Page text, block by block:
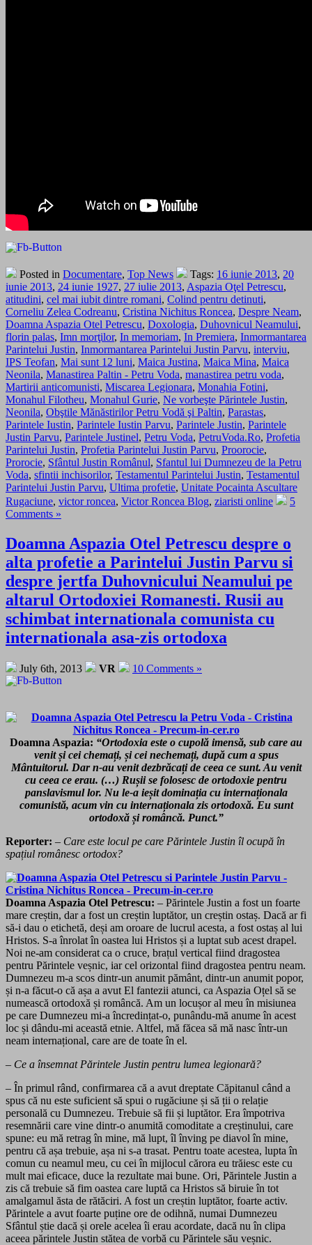
Posted in Documentare, Top News Tags: 16 iunie 2013, 20
iunie 2013, 24 iunie 1927, 27 iulie 2013, Aspazia Oţel Petrescu,
atitudini, cel mai iubit dintre romani, Colind pentru detinuti,
Corneliu Zelea Codreanu, Cristina Nichitus Roncea, Despre Neam,
Doamna Aspazia Otel Petrescu, Doxologia, Duhovnicul Neamului,
florin palas, Imn morţilor, In memoriam, In Premiera, Inmormantarea
Parintelui Justin, Inmormantarea Parintelui Justin Parvu, interviu,
IPS Teofan, Mai sunt 12 luni, Maica Justina, Maica Mina, Maica
Neonila, Manastirea Paltin - Petru Voda, manastirea petru voda,
Martirii anticomunisti, Miscarea Legionara, Monahia Fotini,
Monahul Filotheu, Monahul Gurie, Ne vorbeşte Părintele Justin,
Neonila, Obştile Mănăstirilor Petru Vodă şi Paltin, Parastas,
Parintele Iustin, Parintele Iustin Parvu, Parintele Justin, Parintele
Justin Parvu, Parintele Justinel, Petru Voda, PetruVoda.Ro, Profetia
Parintelui Justin, Profetia Parintelui Justin Parvu, Proorocie,
Prorocie, Sfântul Justin Românul, Sfantul lui Dumnezeu de la Petru
Voda, sfintii inchisorilor, Testamentul Parintelui Justin, Testamentul
Parintelui Justin Parvu, Ultima profetie, Unitate Pocainta Ascultare
Rugaciune, victor roncea, Victor Roncea Blog, ziaristi online
5
Comments »
Doamna Aspazia Otel Petrescu despre o
alta profetie a Parintelui Justin Parvu si
despre jertfa Duhovnicului Neamului pe
altarul Ortodoxiei Romanesti. Rusii au
schimbat internationala comunista cu
internationala asa-zis ortodoxa
July 6th, 2013 VR 10 Comments »
Doamna Aspazia: “Ortodoxia este o cupolă imensă, sub care au
venit și cei chemați, și cei nechemați, după cum a spus
Mântuitorul. Dar n-au venit dezbrăcați de ceea ce sunt. Au venit
cu ceea ce erau. (…) Rușii se folosesc de ortodoxie pentru
panslavismul lor. Nu le-a ieșit dominația cu internaționala
comunistă, acum vin cu internaționala zis ortodoxă. Eu sunt
ortodoxă și româncă. Punct.”
Reporter: – Care este locul pe care Părintele Justin îl ocupă în
spațiul românesc ortodox?
Doamna Aspazia Otel Petrescu: – Părintele Justin a fost un foarte
mare creștin, dar a fost un creștin luptător, un creștin ostaș. Dacă ar fi
să-i dau o etichetă, deși am oroare de lucrul acesta, a fost ostaș al lui
Hristos. S-a înrolat în oastea lui Hristos și a luptat sub acest drapel.
Noi ne-am considerat ca o cruce, brațul vertical fiind dragostea
pentru Părintele veșnic, iar cel orizontal fiind dragostea pentru neam.
Dumnezeu m-a scos dintr-un anumit pământ, dintr-un anumit popor,
și n-a făcut-o că așa a avut El fantezii atunci, ca Aspazia Oțel să se
numească ortodoxă și româncă. Am un locușor al meu în misiunea
pe care Dumnezeu mi-a încredințat-o, punându-mă anume în acest
loc și dându-mi această etnie. Altfel, mă făcea să mă nasc într-un
neam internațional, care are de toate în el.
– Ce a însemnat Părintele Justin pentru lumea legionară?
– În primul rând, confirmarea că a avut dreptate Căpitanul când a
spus că nu este suficient să spui o rugăciune și să ții o relație
personală cu Dumnezeu. Trebuie să fii și luptător. Era împotriva
resemnării care vine dintr-o anumită comoditate a creștinului, care
spune: eu mă retrag în mine, mă lupt, îl înving pe diavol în mine,
pentru că așa trebuie, așa ni s-a trasat. Pentru toate acestea, lupta în
comun cu neamul meu, cu cei în mijlocul cărora eu trăiesc este cu
mult mai eficace, duce la rezultate mai bune. Ori, Părintele Justin a
zis că trebuie să fim oastea care luptă ca Hristos să biruie în tot
amalgamul ăsta de rătăciri. A fost un creștin luptător, foarte activ.
Părintele a avut foarte puține ore de odihnă, numai Dumnezeu
Sfântul știe dacă și orele acelea îi erau acordate, dacă nu în clipa
aceea părintele Justin stătea de vorbă cu Părintele său veșnic.